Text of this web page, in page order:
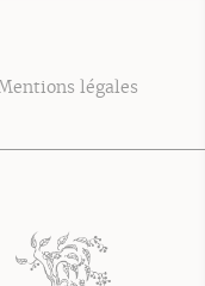
légales